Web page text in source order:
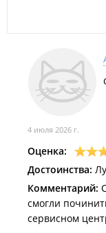
4 июля 2026 г.
Оценка:
Достоинства:
Комментарий:
смогли
сервисном